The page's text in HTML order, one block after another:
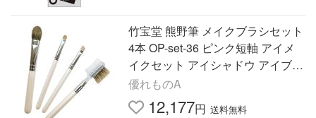
竹宝堂 熊野筆 メイクブラシセット
4本 OP-set-36 ピンク短軸 アイメ
イクセット アイシャドウ アイブロ
ウ まぶた 目元 まつげ 眉毛 化粧筆
CHIKUHODO KUMANOFUDE
優れものA
12,177円 送料無料